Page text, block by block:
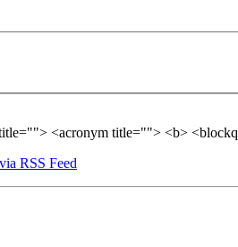
<acronym title=""> <b>
RSS Feed